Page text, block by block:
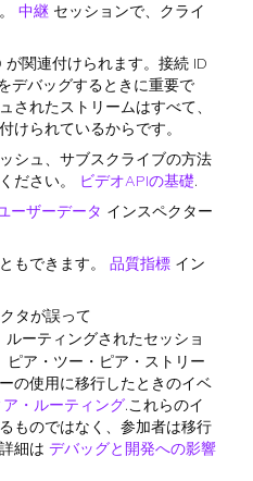
中継 セッションで、クライ
関連付けられます。接続 ID
デバッグするときに重要で
されたストリームはすべて、
けられているからです。
シュ、サブスクライブの方法
ださい。
ビデオAPIの基礎.
ーザーデータ インスペクター
もできます。 品質指標 イン
タが誤って
ルーティングされたセッショ
ピア・ツー・ピア・ストリー
の使用に移行したときのイベ
・ルーティング.これらのイ
ものではなく、参加者は移行
細は デバッグと開発への影響